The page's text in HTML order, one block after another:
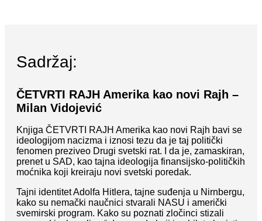
Sadržaj:
ČETVRTI RAJH Amerika kao novi Rajh –
Milan Vidojević
Knjiga ČETVRTI RAJH Amerika kao novi Rajh bavi se
ideologijom nacizma i iznosi tezu da je taj politički
fenomen preziveo Drugi svetski rat. I da je, zamaskiran,
prenet u SAD, kao tajna ideologija finansijsko-političkih
moćnika koji kreiraju novi svetski poredak.
Tajni identitet Adolfa Hitlera, tajne suđenja u Nirnbergu,
kako su nemački naučnici stvarali NASU i američki
svemirski program. Kako su poznati zločinci stizali